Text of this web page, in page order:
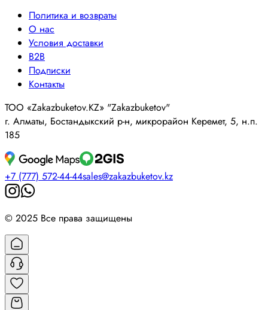
Политика и возвраты
О нас
Условия доставки
B2B
Подписки
Контакты
ТОО «Zakazbuketov.KZ» "Zakazbuketov"
г. Алматы, Бостандыкский р-н, микрорайон Керемет, 5, н.п.
185
+7 (777) 572-44-44sales@zakazbuketov.kz
© 2025 Все права защищены